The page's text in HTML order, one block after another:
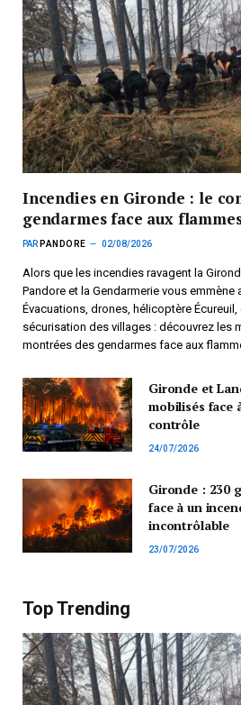
Incendies en Gironde : le
gendarmes face aux
PAR PANDORE 02/08/2026
Alors que les incendies ravagent la
Pandore et la Gendarmerie vous emmène
Évacuations, drones, hélicoptère
sécurisation des villages : découvrez les
montrées des gendarmes face aux
Gironde et
mobilisés face
contrôle
24/07/2026
Gironde : 230
face à un
incontrôlable
23/07/2026
Top Trending